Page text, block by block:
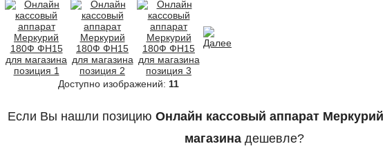
Доступно изображений: 11
Если Вы нашли позицию Онлайн кассовый аппарат
магазинадешевле?